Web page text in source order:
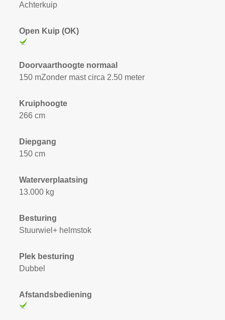
Achterkuip
Open Kuip (OK)
Doorvaarthoogte normaal
150 mZonder mast circa 2.50 meter
Kruiphoogte
266 cm
Diepgang
150 cm
Waterverplaatsing
13.000 kg
Besturing
Stuurwiel+ helmstok
Plek besturing
Dubbel
Afstandsbediening